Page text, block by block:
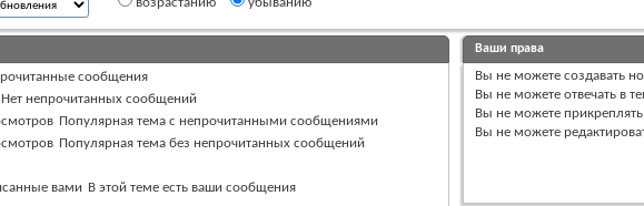
сообщения
Нет непрочитанных сообщений
Популярная тема с непрочитанными сообщениями
Популярная тема без непрочитанных сообщений
В этой теме есть ваши сообщения
Ваши права
Вы не можете создавать
Вы не можете отвечать в
Вы не можете
Вы не можете